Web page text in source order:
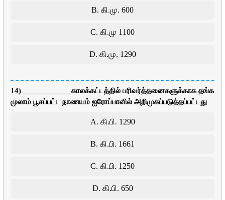
B. கி.மு. 600
C. கி.மு 1100
D. கி.மு. 1290
14) ____________காலக்கட்டத்தில் பரிவர்த்தனைகளுக்காக தங்க
முலாம் பூசப்பட்ட நாணயம் ஐரோப்பாவில் அறிமுகப்படுத்தப்பட்டது
A. கி.பி. 1290
B. கி.பி. 1661
C. கி.பி. 1250
D. கி.பி. 650